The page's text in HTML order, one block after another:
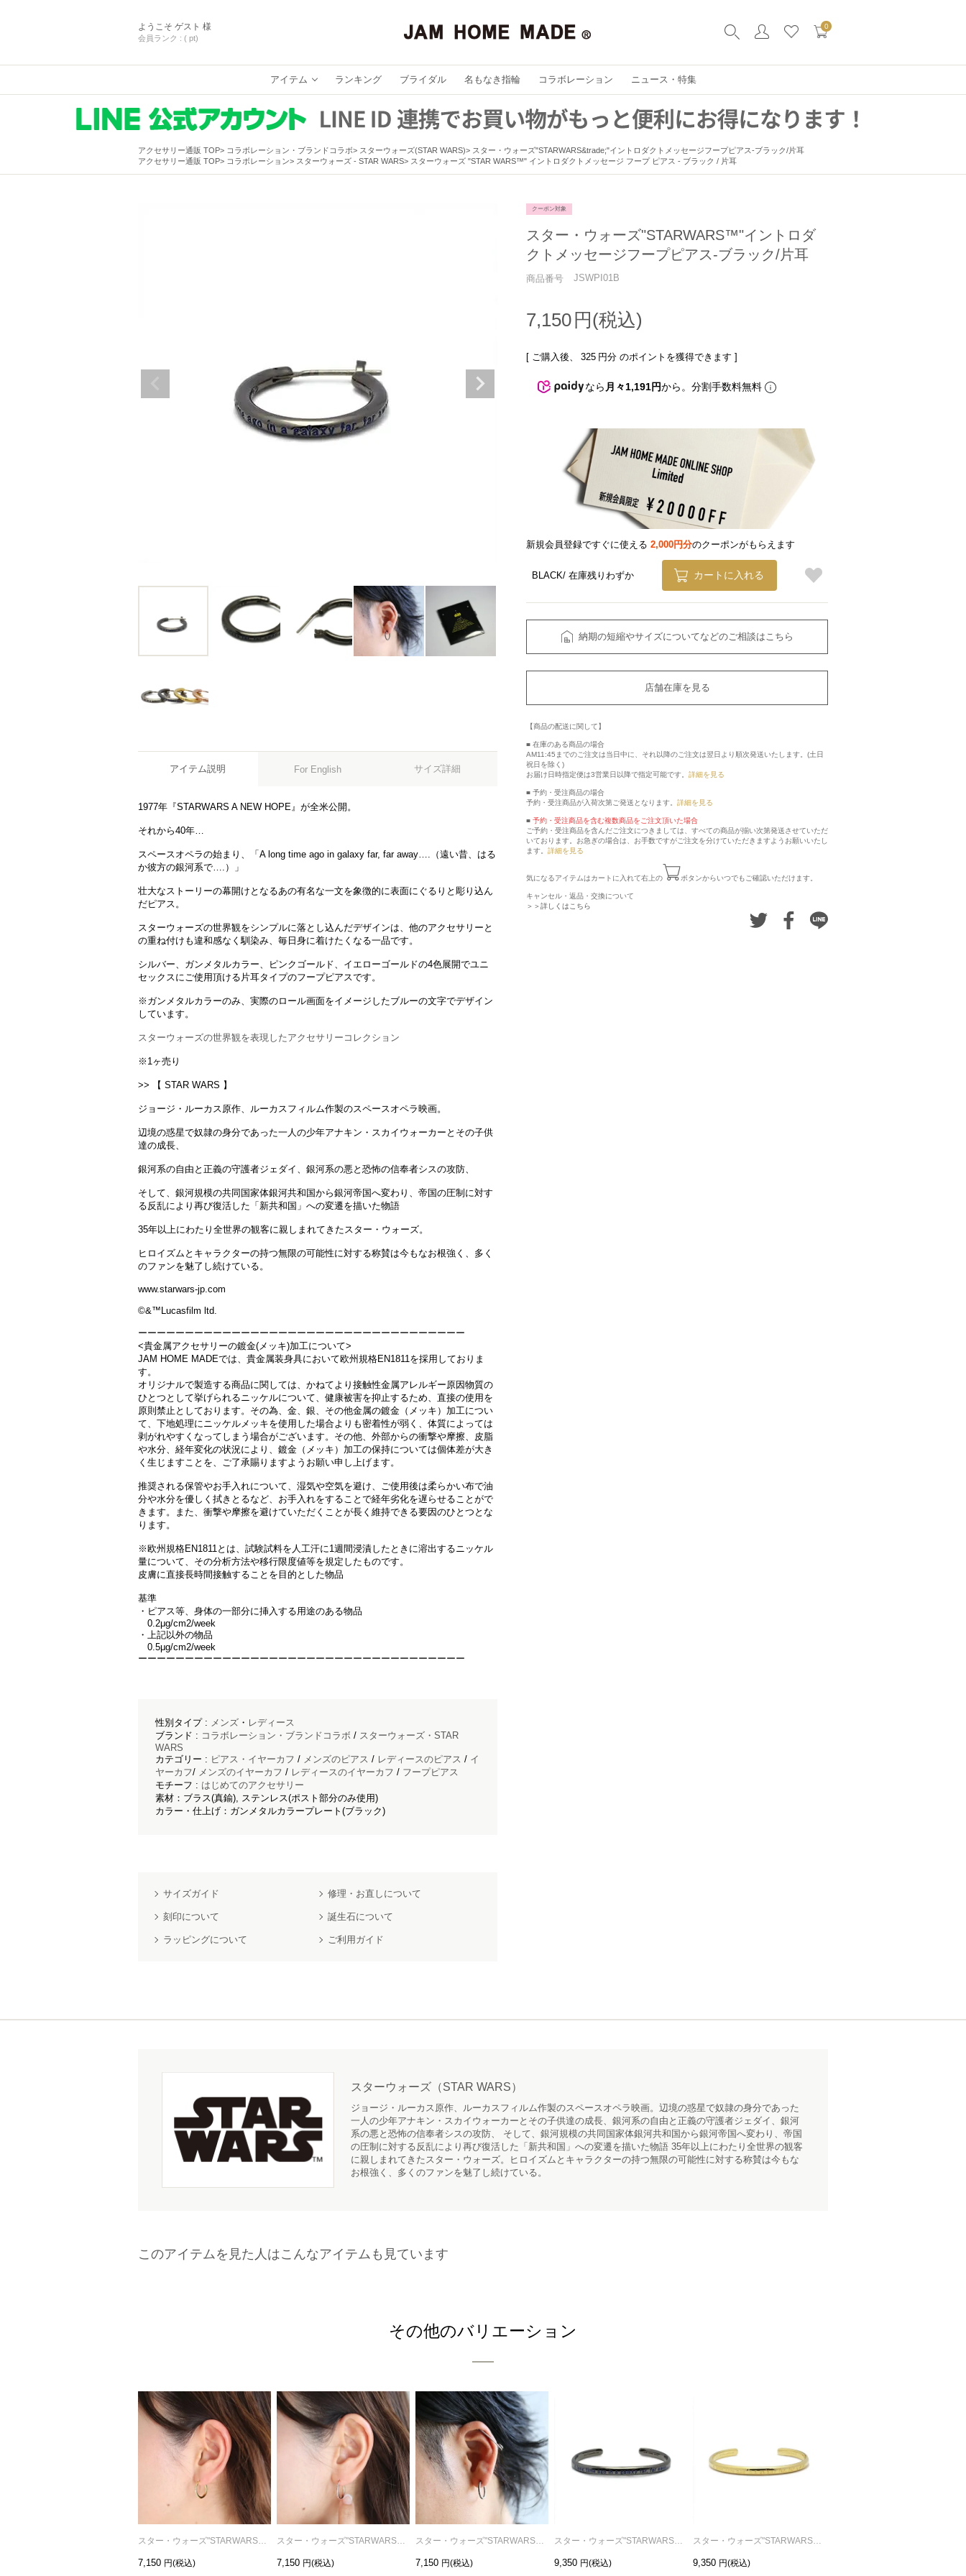
ようこそ ゲスト 様
会員ランク : ( pt)
0
アイテム ランキング ブライダル 名もなき指輪 コラボレーション ニュース・特集
アクセサリー通販 TOP コラボレーション・ブランドコラボ スターウォーズ(STAR WARS)
スター・ウォーズ"STARWARS&trade;"イントロダクトメッセージフープピアス-ブラック/片耳
アクセサリー通販 TOP
コラボレーション スターウォーズ - STAR WARS スターウォーズ "STAR WARS™" イントロダクトメッセージ フープ ピアス - ブラック / 片耳
アイテム説明 For English サイズ詳細
1977年『STARWARS A NEW HOPE』が全米公開。
それから40年…
スペースオペラの始まり、「A long time ago in galaxy far, far away….（遠い昔、はる
か彼方の銀河系で….）」
壮大なストーリーの幕開けとなるあの有名な一文を象徴的に表面にぐるりと彫り込ん
だピアス。
スターウォーズの世界観をシンプルに落とし込んだデザインは、他のアクセサリーと
の重ね付けも違和感なく馴染み、毎日身に着けたくなる一品です。
シルバー、ガンメタルカラー、ピンクゴールド、イエローゴールドの4色展開でユニ
セックスにご使用頂ける片耳タイプのフープピアスです。
※ガンメタルカラーのみ、実際のロール画面をイメージしたブルーの文字でデザイン
しています。
スターウォーズの世界観を表現したアクセサリーコレクション
※1ヶ売り
>> 【 STAR WARS 】
ジョージ・ルーカス原作、ルーカスフィルム作製のスペースオペラ映画。
辺境の惑星で奴隷の身分であった一人の少年アナキン・スカイウォーカーとその子供
達の成長、
銀河系の自由と正義の守護者ジェダイ、銀河系の悪と恐怖の信奉者シスの攻防、
そして、銀河規模の共同国家体銀河共和国から銀河帝国へ変わり、帝国の圧制に対す
る反乱により再び復活した「新共和国」への変遷を描いた物語
35年以上にわたり全世界の観客に親しまれてきたスター・ウォーズ。
ヒロイズムとキャラクターの持つ無限の可能性に対する称賛は今もなお根強く、多く
のファンを魅了し続けている。
www.starwars-jp.com
©&™Lucasfilm ltd.
ーーーーーーーーーーーーーーーーーーーーーーーーーーーーーーーーーーー
<貴金属アクセサリーの鍍金(メッキ)加工について>
JAM HOME MADEでは、貴金属装身具において欧州規格EN1811を採用しておりま
す。
オリジナルで製造する商品に関しては、かねてより接触性金属アレルギー原因物質の
ひとつとして挙げられるニッケルについて、健康被害を抑止するため、直接の使用を
原則禁止としております。その為、金、銀、その他金属の鍍金（メッキ）加工につい
て、下地処理にニッケルメッキを使用した場合よりも密着性が弱く、体質によっては
剥がれやすくなってしまう場合がございます。その他、外部からの衝撃や摩擦、皮脂
や水分、経年変化の状況により、鍍金（メッキ）加工の保持については個体差が大き
く生じますことを、ご了承賜りますようお願い申し上げます。
推奨される保管やお手入れについて、湿気や空気を避け、ご使用後は柔らかい布で油
分や水分を優しく拭きとるなど、お手入れをすることで経年劣化を遅らせることがで
きます。 また、衝撃や摩擦を避けていただくことが長く維持できる要因のひとつとな
ります。
※欧州規格EN1811とは、試験試料を人工汗に1週間浸漬したときに溶出するニッケル
量について、その分析方法や移行限度値等を規定したものです。
皮膚に直接長時間接触することを目的とした物品
基準
・ピアス等、身体の一部分に挿入する用途のある物品
0.2μg/cm2/week
・上記以外の物品
0.5μg/cm2/week
ーーーーーーーーーーーーーーーーーーーーーーーーーーーーーーーーーーー
性別タイプ : メンズ ・ レディース
ブランド : コラボレーション・ブランドコラボ / スターウォーズ・STAR
WARS
カテゴリー : ピアス・イヤーカフ / メンズのピアス / レディースのピアス / イ
ヤーカフ/ メンズのイヤーカフ / レディースのイヤーカフ / フープピアス
モチーフ : はじめてのアクセサリー
素材：ブラス(真鍮), ステンレス(ポスト部分のみ使用)
カラー・仕上げ：ガンメタルカラープレート(ブラック)
サイズガイド 修理・お直しについて
刻印について 誕生石について
ラッピングについて ご利用ガイド
クーポン対象
スター・ウォーズ"STARWARS™"イントロダ
クトメッセージフープピアス-ブラック/片耳
商品番号 JSWPI01B
7,150
[ ご購入後、 325 円分 のポイントを獲得できます ]
なら 月々1,191円から。分割手数料無料
新規会員登録ですぐに使える 2,000円分のクーポンがもらえます
BLACK 在庫残りわずか カートに入れる
納期の短縮やサイズについてなどのご相談はこちら
店舗在庫を見る
【商品の配送に関して】
■ 在庫のある商品の場合
AM11:45までのご注文は当日中に、それ以降のご注文は翌日より順次発送いたします。(土日
祝日を除く)
お届け日時指定便は3営業日以降で指定可能です。 詳細を見る
■ 予約・受注商品の場合
予約・受注商品が入荷次第ご発送となります。 詳細を見る
■ 予約・受注商品を含む複数商品をご注文頂いた場合
ご予約・受注商品を含んだご注文につきましては、すべての商品が揃い次第発送させていただ
いております。お急ぎの場合は、お手数ですがご注文を分けていただきますようお願いいたし
ます。 詳細を見る
気になるアイテムはカートに入れて右上の ボタンからいつでもご確認いただけます。
キャンセル・返品・交換について
＞＞詳しくはこちら
スターウォーズ（STAR WARS）
ジョージ・ルーカス原作、ルーカスフィルム作製のスペースオペラ映画。辺境の惑星で奴隷の身分であった
一人の少年アナキン・スカイウォーカーとその子供達の成長、銀河系の自由と正義の守護者ジェダイ、銀河
系の悪と恐怖の信奉者シスの攻防、 そして、銀河規模の共同国家体銀河共和国から銀河帝国へ変わり、帝国
の圧制に対する反乱により再び復活した「新共和国」への変遷を描いた物語 35年以上にわたり全世界の観客
に親しまれてきたスター・ウォーズ。ヒロイズムとキャラクターの持つ無限の可能性に対する称賛は今もな
お根強く、多くのファンを魅了し続けている。
このアイテムを見た人はこんなアイテムも見ています
その他のバリエーション
7,150 7,150 7,150 9,350 9,350